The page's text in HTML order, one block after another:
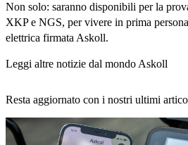
Non solo: saranno disponibili per la
XKP e NGS, per vivere in prima
elettrica firmata Askoll.
Leggi altre notizie dal mondo Askoll
Resta aggiornato con i nostri ultimi